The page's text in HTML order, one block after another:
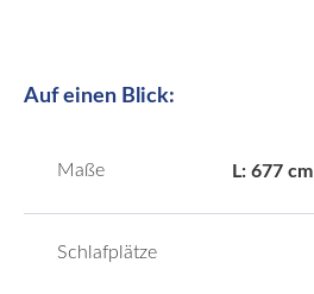
Auf einen Blick:
Maße L: 677
Schlafplätze